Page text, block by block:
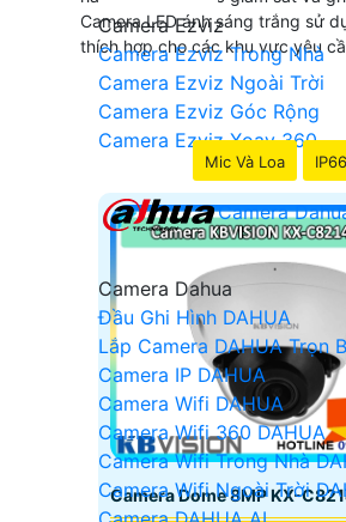
Camera Ezviz
Camera Ezviz Trong Nhà
Camera Ezviz Ngoài Trời
Camera Ezviz Góc Rộng
Camera Ezviz Xoay 360
Camera
Camera Dahua
Đầu Ghi Hình DAHUA
Lắp Camera DAHUA Trọn
Camera IP DAHUA
Camera Wifi DAHUA
Camera Wifi 360 DAHUA
Camera Wifi Trong Nhà
Camera Wifi Ngoài Trời
Camera LED ánh sáng trắng sử
thích hợp cho các khu vực yêu
Mic Và Loa IP66
Camera Dome 8MP KX-